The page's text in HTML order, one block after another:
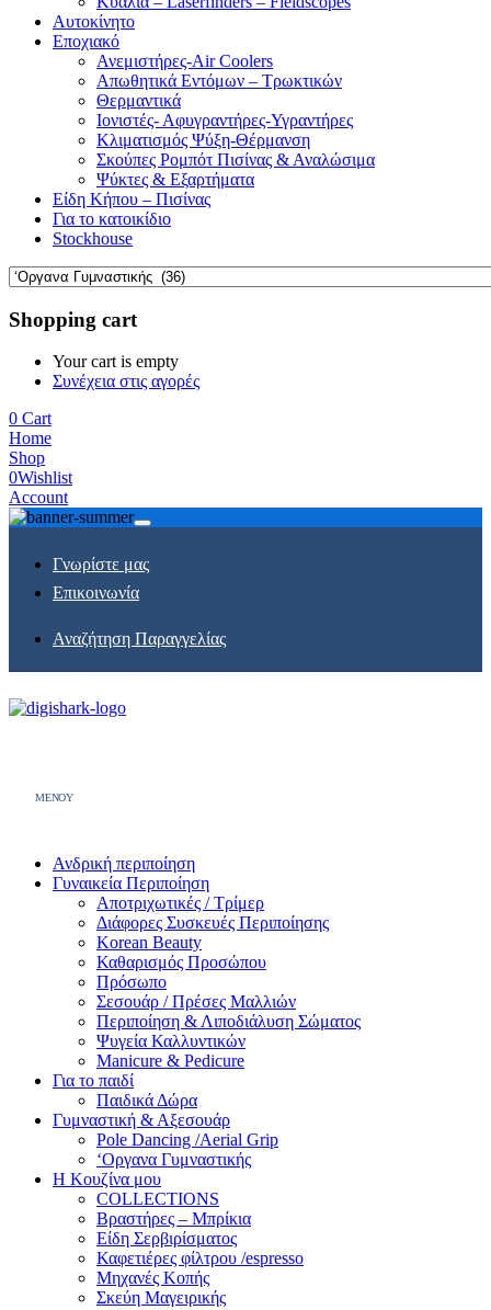
Αυτοκίνητο
Εποχιακό
Ανεμιστήρες-Air Coolers
Απωθητικά Εντόμων – Τρωκτικών
Θερμαντικά
Ιονιστές- Αφυγραντήρες-Υγραντήρες
Κλιματισμός Ψύξη-Θέρμανση
Σκούπες Ρομπότ Πισίνας & Αναλώσιμα
Ψύκτες & Εξαρτήματα
Είδη Κήπου – Πισίνας
Για το κατοικίδιο
Stockhouse
Shopping cart
Your cart is empty
Συνέχεια στις αγορές
0 Cart
Home
Shop
0Wishlist
Account
Γνωρίστε μας
Επικοινωνία
Αναζήτηση Παραγγελίας
MENOY
Ανδρική περιποίηση
Γυναικεία Περιποίηση
Αποτριχωτικές / Τρίμερ
Διάφορες Συσκευές Περιποίησης
Korean Beauty
Καθαρισμός Προσώπου
Πρόσωπο
Σεσουάρ / Πρέσες Μαλλιών
Περιποίηση & Λιποδιάλυση Σώματος
Ψυγεία Καλλυντικών
Manicure & Pedicure
Για το παιδί
Παιδικά Δώρα
Γυμναστική & Αξεσουάρ
Pole Dancing /Aerial Grip
‘Οργανα Γυμναστικής
Η Κουζίνα μου
COLLECTIONS
Βραστήρες – Μπρίκια
Είδη Σερβιρίσματος
Καφετιέρες φίλτρου /espresso
Μηχανές Κοπής
Σκεύη Μαγειρικής